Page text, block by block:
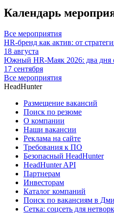
Календарь
Все мероприятия
HR-бренд как актив: от
18 августа
Южный HR-Маяк 2026: два дня
17 сентября
Все мероприятия
HeadHunter
Размещение вакансий
Поиск по резюме
О компании
Наши вакансии
Реклама на сайте
Требования к ПО
Безопасный HeadHunter
HeadHunter API
Партнерам
Инвесторам
Каталог компаний
Поиск по вакансиям в
Сетка: соцсеть для